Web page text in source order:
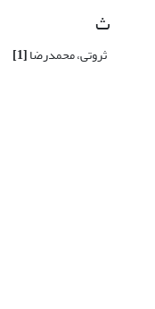
ث
ثروتی، محمدرضا[1]